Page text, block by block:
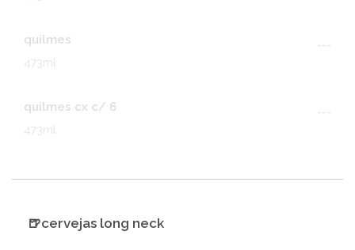
quilmes
---
quilmes cx c/ 6
---
🍺cervejas long neck